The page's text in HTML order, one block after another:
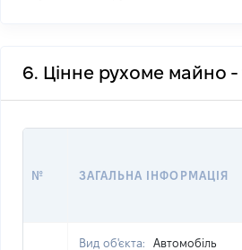
6. Цінне рухоме майно -
№ ЗАГАЛЬНА ІНФОРМАЦІЯ
Вид об'єкта:
Автомобіль